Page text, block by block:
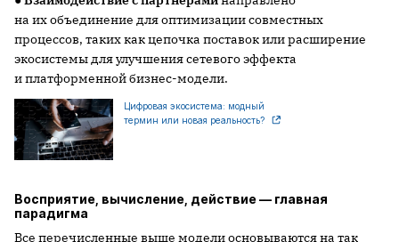
на их объединение для оптимизации совместных
процессов, таких как цепочка поставок или расширение
экосистемы для улучшения сетевого эффекта
и платформенной бизнес-модели.
Цифровая экосистема: модный
термин или новая реальность?
Восприятие, вычисление, действие — главная
парадигма
Все перечисленные выше модели основываются на так